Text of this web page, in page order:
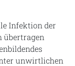
Infektion der
übertragen
unwirtlichen